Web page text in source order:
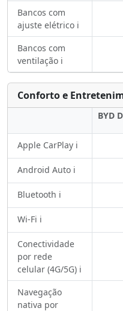
Bancos com
ajuste elétrico ℹ️
Bancos com
ventilação ℹ️
Conforto e
BYD
Apple CarPlay ℹ️
Android Auto ℹ️
Bluetooth ℹ️
Wi-Fi ℹ️
Conectividade
por rede
celular (4G/5G) ℹ️
Navegação
nativa por